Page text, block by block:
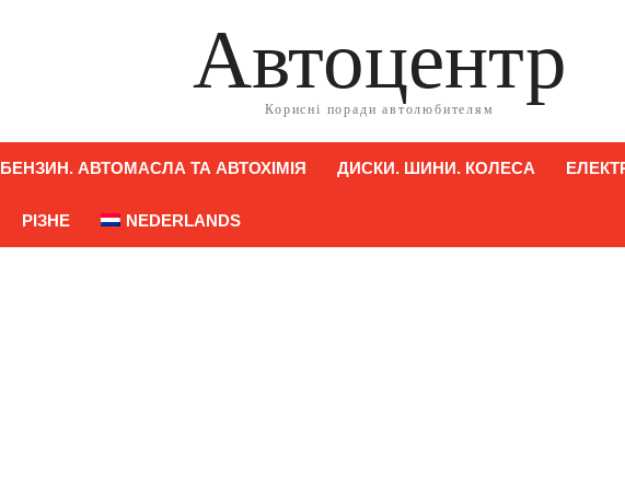
Автоцентр
Корисні поради автолюбителям
БЕНЗИН. АВТОМАСЛА ТА АВТОХІМІЯ ДИСКИ. ШИНИ. КОЛЕСА
РІЗНЕ NEDERLANDS